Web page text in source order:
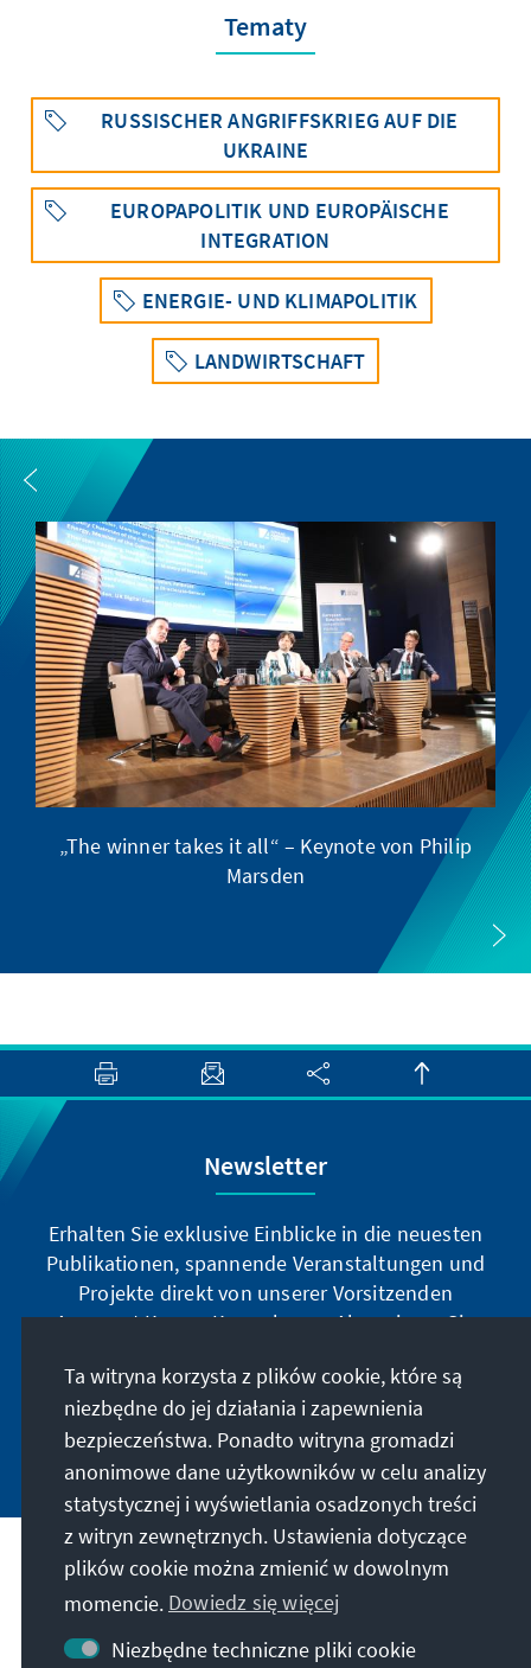
Tematy
RUSSISCHER ANGRIFFSKRIEG AUF DIE
UKRAINE
EUROPAPOLITIK UND EUROPÄISCHE
INTEGRATION
ENERGIE- UND KLIMAPOLITIK
LANDWIRTSCHAFT
„The winner takes it all“ – Keynote von Philip
Marsden
Newsletter
Erhalten Sie exklusive Einblicke in die neuesten
Publikationen, spannende Veranstaltungen und
Projekte direkt von unserer Vorsitzenden
Annegret Kramp-Karrenbauer. Abonnieren Sie
auf dem Laufenden.
Jetzt abonnieren
Nasza misja
Kontakt
Ta witryna korzysta z plików cookie, które są
niezbędne do jej działania i zapewnienia
bezpieczeństwa. Ponadto witryna gromadzi
anonimowe dane użytkowników w celu analizy
statystycznej i wyświetlania osadzonych treści
z witryn zewnętrznych. Ustawienia dotyczące
plików cookie można zmienić w dowolnym
momencie. Dowiedz się więcej
Niezbędne techniczne pliki cookie